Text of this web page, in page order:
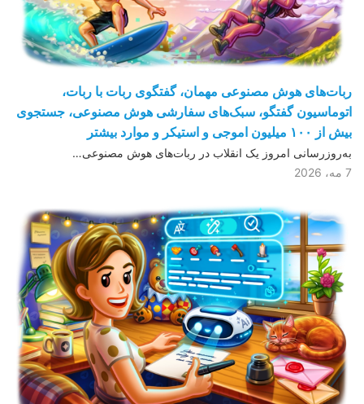
ربات‌های هوش مصنوعی مهمان، گفتگوی ربات با ربات،
اتوماسیون گفتگو، سبک‌های سفارشی هوش مصنوعی، جستجوی
بیش از ١۰۰ میلیون اموجی و استیکر و موارد بیشتر
به‌روزرسانی امروز یک انقلاب در ربات‌های هوش مصنوعی…
7 مه، 2026